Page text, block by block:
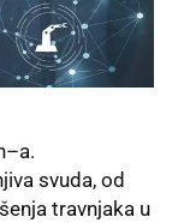
svuda, od
travnjaka u